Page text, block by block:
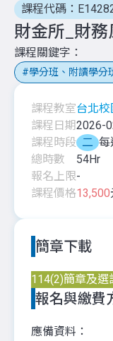
課程代碼：
財金所_財務
課程關鍵字
學分班、附讀學分
課程教室台北校
課程日期2026-
課程時段 二 每
總時數
54Hr
報名上限-
課程價格13,500
簡章下載
114(2)簡章及選
報名與繳費
應備資料：